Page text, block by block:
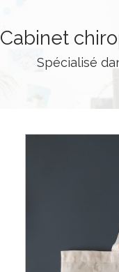
Cabinet
Spécialisé